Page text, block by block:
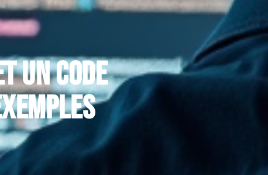
un code